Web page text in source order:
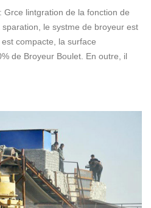
Grce lintgration de la fonction de
le systme de broyeur est
compacte, la surface
de Broyeur Boulet. En outre, il